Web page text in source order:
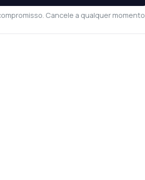
Cancele a qualquer momento